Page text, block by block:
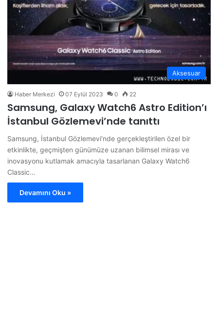
Aksesuar
Haber Merkezi 07 Eylül 2023 0 22
Samsung, Galaxy Watch6 Astro Edition’ı
İstanbul Gözlemevi’nde tanıttı
Samsung, İstanbul Gözlemevi’nde gerçekleştirilen özel bir
etkinlikte, geçmişten günümüze uzanan bilimsel mirası ve
inovasyonu kutlamak amacıyla tasarlanan Galaxy Watch6
Classic…
Devamını Oku »